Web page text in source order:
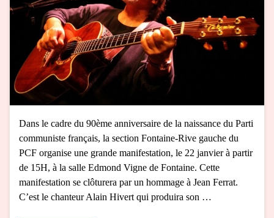
Dans le cadre du 90ème anniversaire de la naissance du Parti
communiste français, la section Fontaine-Rive gauche du
PCF organise une grande manifestation, le 22 janvier à partir
de 15H, à la salle Edmond Vigne de Fontaine. Cette
manifestation se clôturera par un hommage à Jean Ferrat.
C’est le chanteur Alain Hivert qui produira son …